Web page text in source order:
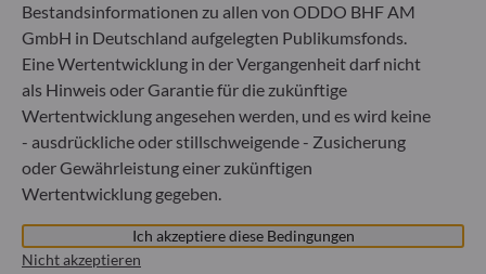
Von der Luxemburger Commission de Surveillance du
Secteur Financier (CSSF) zugelassene
Fondsverwaltungsgesellschaft, Handelsregisternummer: B
29891
Mitteilung zu EU-Sanktionen gegen Russland
In Übereinstimmung mit den von der Europäischen Union
Sanktionen informieren wir Sie darüber, dass es gemäß den
Bestimmungen der Verordnungen (EU) Nr. 833/2014 und
Bestandsinformationen zu allen von ODDO BHF AM
GmbH in Deutschland aufgelegten Publikumsfonds.
Eine Wertentwicklung in der Vergangenheit darf nicht
als Hinweis oder Garantie für die zukünftige
Wertentwicklung angesehen werden, und es wird keine
- ausdrückliche oder stillschweigende - Zusicherung
oder Gewährleistung einer zukünftigen
Wertentwicklung gegeben.
Ich akzeptiere diese Bedingungen
Nicht akzeptieren